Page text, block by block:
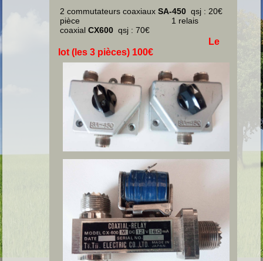
2 commutateurs coaxiauxSA-450 qsj : 20€
pièce 1 relais
coaxialCX600 qsj : 70€
Le
lot (les 3 pièces) 100€